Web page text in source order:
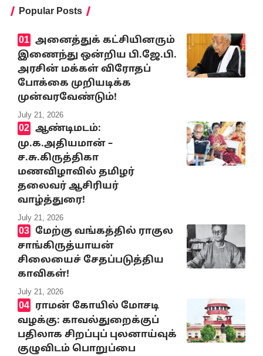
Popular Posts
அனைத்துக் கட்சியினரும்
இணைந்து ஒன்றிய பி.ஜே.பி.
அரசின் மக்கள் விரோதப்
போக்கை முறியடிக்க
முன்வரவேண்டும்!
July 21, 2026
ஆண்டிமடம்:
மு.க.அதியமான் –
ச.சு.கிருத்திகா
மணவிழாவில் தமிழர்
தலைவர் ஆசிரியர்
வாழ்த்துரை!
July 21, 2026
மேற்கு வங்கத்தில் ராகுல
சாங்கிருத்யாயன்
சிலையைச் சேதப்படுத்திய
காவிகள்!
July 21, 2026
ராமன் கோயில் மோசடி
வழக்கு: காவல்துறைக்குப்
பதிலாக சிறப்புப் புலனாய்வுக்
குழுவிடம் பொறுப்பை